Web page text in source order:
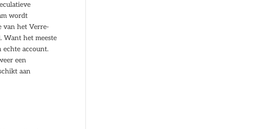
wordt
van het Verre-
Want het meeste
echte account.
een
aan